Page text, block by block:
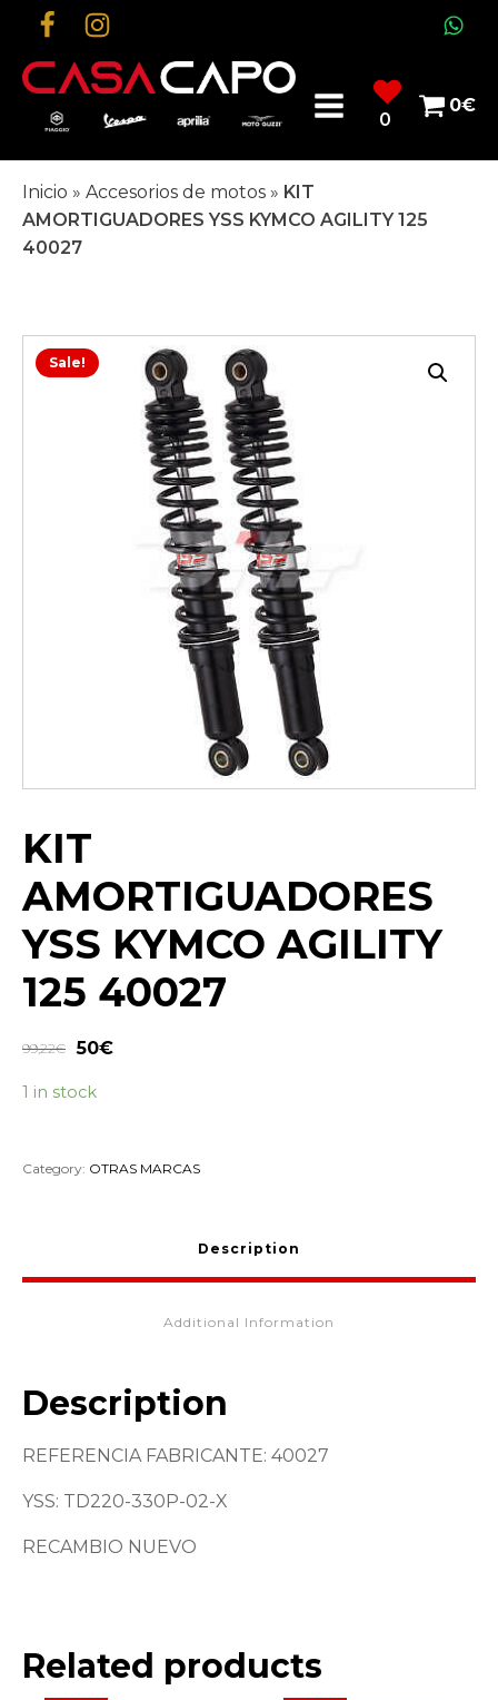
0
0€
Inicio » Accesorios de motos » KIT
AMORTIGUADORES YSS KYMCO AGILITY 125
40027
Sale!
KIT
AMORTIGUADORES
YSS KYMCO AGILITY
125 40027
99,22€ 50€
1 in stock
Category: OTRAS MARCAS
Description
Additional Information
Description
REFERENCIA FABRICANTE: 40027
YSS: TD220-330P-02-X
RECAMBIO NUEVO
Related products